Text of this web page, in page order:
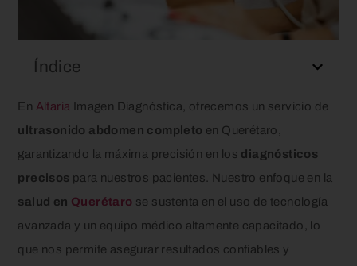
Índice
En Altaria
Imagen Diagnóstica, ofrecemos un servicio de
ultrasonido abdomen completo en Querétaro,
garantizando la máxima precisión en los diagnósticos
precisos para nuestros pacientes. Nuestro enfoque en la
salud en Querétaro se sustenta en el uso de tecnología
avanzada y un equipo médico altamente capacitado, lo
que nos permite asegurar resultados confiables y